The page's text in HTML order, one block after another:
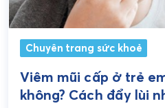
Chuyên trang sức khoẻ
Viêm mũi cấp ở trẻ
không? Cách đẩy lùi